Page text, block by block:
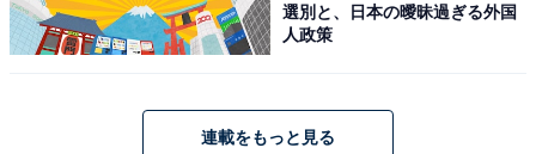
選別と、日本の曖昧過ぎる外国
人政策
連載をもっと見る